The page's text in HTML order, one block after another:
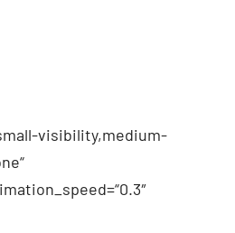
visibility,medium-